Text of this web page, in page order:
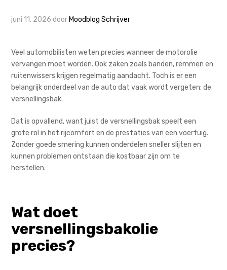
juni 11, 2026 door Moodblog Schrijver
Veel automobilisten weten precies wanneer de motorolie
vervangen moet worden. Ook zaken zoals banden, remmen en
ruitenwissers krijgen regelmatig aandacht. Toch is er een
belangrijk onderdeel van de auto dat vaak wordt vergeten: de
versnellingsbak.
Dat is opvallend, want juist de versnellingsbak speelt een
grote rol in het rijcomfort en de prestaties van een voertuig.
Zonder goede smering kunnen onderdelen sneller slijten en
kunnen problemen ontstaan die kostbaar zijn om te
herstellen.
Wat doet
versnellingsbakolie
precies?